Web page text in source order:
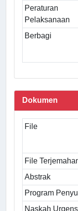
Peraturan
Pelaksanaan
Berbagi
Dokumen
File
File
Abstrak
Program
Naskah